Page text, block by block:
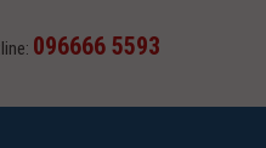
096666 5593